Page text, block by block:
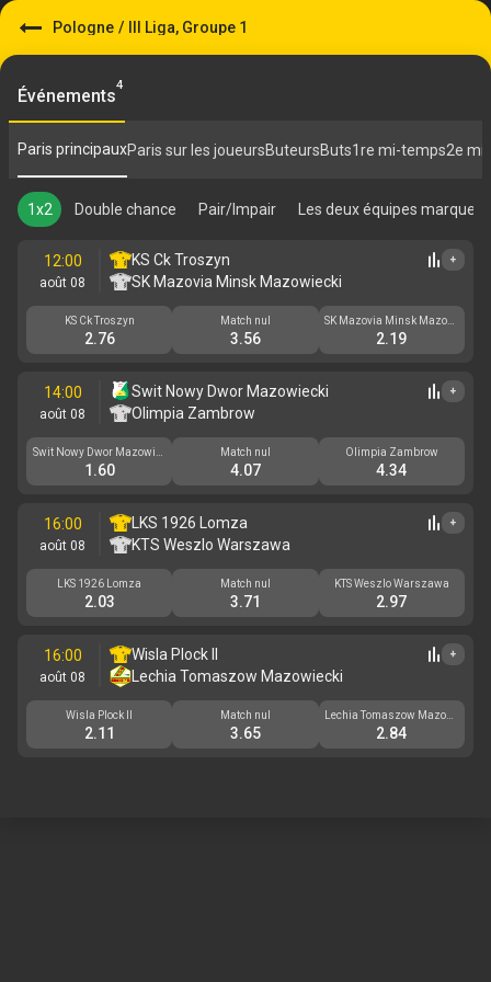
Pologne / III Liga, Groupe 1
Événements
4
Paris principauxParis sur les joueursButeursButs1re mi-temps2e
1x2 Double chance Pair/Impair Les deux équipes marquent
12:00
août 08
KS Ck Troszyn
SK Mazovia Minsk Mazowiecki
+
KS Ck Troszyn
2.76
Match nul
3.56
SK Mazovia Minsk Mazowi
ecki
2.19
14:00
août 08
Swit Nowy Dwor Mazowiecki
Olimpia Zambrow
+
Swit Nowy Dwor Mazowiec
ki
1.60
Match nul
4.07
Olimpia Zambrow
4.34
16:00
août 08
LKS 1926 Lomza
KTS Weszlo Warszawa
+
LKS 1926 Lomza
2.03
Match nul
3.71
KTS Weszlo Warszawa
2.97
16:00
août 08
Wisla Plock II
Lechia Tomaszow Mazowiecki
+
Wisla Plock II
2.11
Match nul
3.65
Lechia Tomaszow Mazowi
ecki
2.84